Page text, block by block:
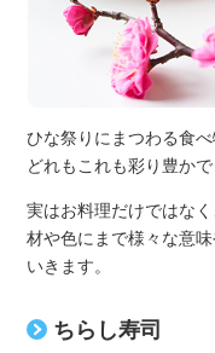
ひな祭りにまつわる食
どれもこれも彩り豊か
実はお料理だけではな
材や色にまで様々な意
いきます。
ちらし寿司